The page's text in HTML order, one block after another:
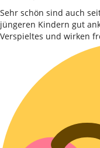
Sehr schön sind auch
jüngeren Kindern gut
Verspieltes und wirken